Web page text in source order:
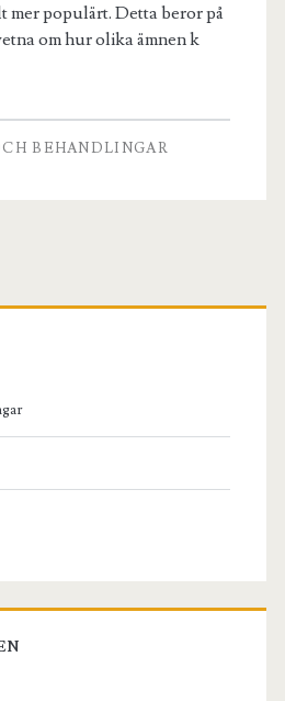
mer populärt. Detta beror på
om hur olika ämnen k
BEHANDLINGAR